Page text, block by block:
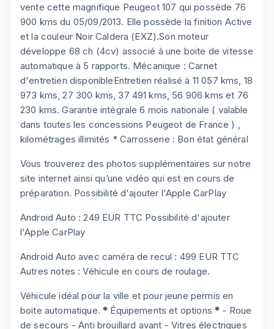
vente cette magnifique Peugeot 107 qui possède 76
900 kms du 05/09/2013. Elle possède la finition Active
et la couleur Noir Caldera (EXZ).Son moteur
développe 68 ch (4cv) associé à une boite de vitesse
automatique à 5 rapports. Mécanique : Carnet
d'entretien disponibleEntretien réalisé à 11 057 kms, 18
973 kms, 27 300 kms, 37 491 kms, 56 906 kms et 76
230 kms. Garantie intégrale 6 mois nationale ( valable
dans toutes les concessions Peugeot de France ) ,
kilométrages illimités * Carrosserie : Bon état général
Vous trouverez des photos supplémentaires sur notre
site internet ainsi qu’une vidéo qui est en cours de
préparation. Possibilité d'ajouter l'Apple CarPlay
Android Auto : 249 EUR TTC Possibilité d'ajouter
l'Apple CarPlay
Android Auto avec caméra de recul : 499 EUR TTC
Autres notes : Véhicule en cours de roulage.
Véhicule idéal pour la ville et pour jeune permis en
boite automatique.* Équipements et options* - Roue
de secours - Anti brouillard avant - Vitres électriques